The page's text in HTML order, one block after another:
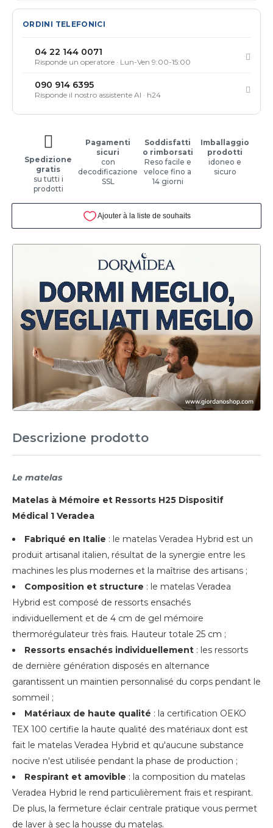
ORDINI TELEFONICI
04 22 144 0071
Risponde un operatore · Lun-Ven 9:00-15:00
090 914 6395
Risponde il nostro assistente AI · h24
Spedizione
gratis
su tutti i
prodotti
Pagamenti
sicuri
con
decodificazione
SSL
Soddisfatti
o rimborsati
Reso facile e
veloce fino a
14 giorni
Imballaggio
prodotti
idoneo e
sicuro
Descrizione prodotto
Le matelas
Matelas à Mémoire et Ressorts H25 Dispositif
Médical 1 Veradea
Fabriqué en Italie : le matelas Veradea Hybrid est un
produit artisanal italien, résultat de la synergie entre les
machines les plus modernes et la maîtrise des artisans ;
Composition et structure : le matelas Veradea
Hybrid est composé de ressorts ensachés
individuellement et de 4 cm de gel mémoire
thermorégulateur très frais. Hauteur totale 25 cm ;
Ressorts ensachés individuellement : les ressorts
de dernière génération disposés en alternance
garantissent un maintien personnalisé du corps pendant le
sommeil ;
Matériaux de haute qualité : la certification OEKO
TEX 100 certifie la haute qualité des matériaux dont est
fait le matelas Veradea Hybrid et qu'aucune substance
nocive n'est utilisée pendant la phase de production ;
Respirant et amovible : la composition du matelas
Veradea Hybrid le rend particulièrement frais et respirant.
De plus, la fermeture éclair centrale pratique vous permet
de laver à sec la housse du matelas.